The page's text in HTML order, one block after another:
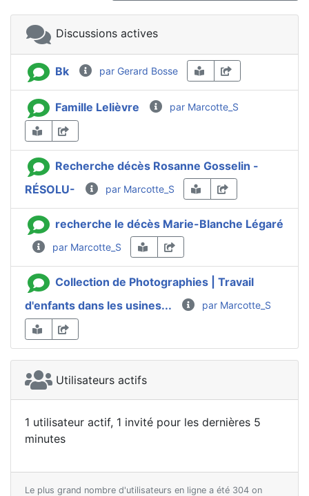
Discussions actives
Bk par Gerard Bosse
Famille Lelièvre par Marcotte_S
Recherche décès Rosanne Gosselin -
RÉSOLU-
par Marcotte_S
recherche le décès Marie-Blanche Légaré
par Marcotte_S
Collection de Photographies | Travail
d'enfants dans les usines...
par Marcotte_S
Utilisateurs actifs
1 utilisateur actif, 1 invité pour les dernières 5
minutes
Le plus grand nombre d'utilisateurs en ligne a été 304 on